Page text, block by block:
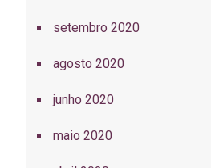
setembro 2020
agosto 2020
junho 2020
maio 2020